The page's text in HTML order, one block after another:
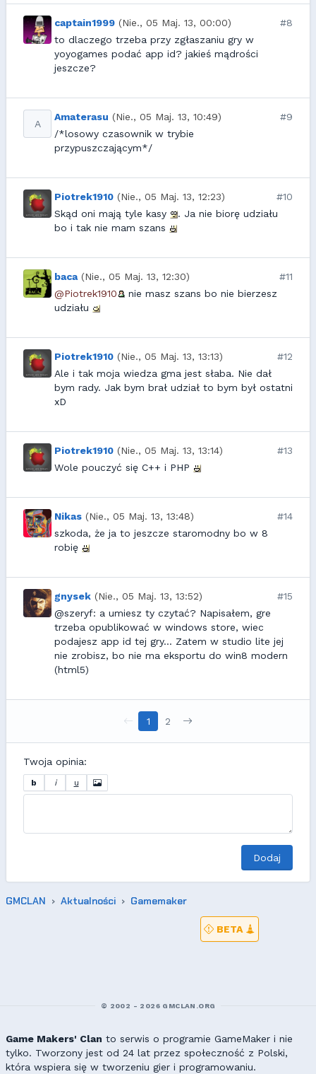
captain1999 (Nie., 05 Maj. 13, 00:00)
#8
to dlaczego trzeba przy zgłaszaniu gry w
yoyogames podać app id? jakieś mądrości
jeszcze?
A
Amaterasu (Nie., 05 Maj. 13, 10:49)
#9
/*losowy czasownik w trybie
przypuszczającym*/
Piotrek1910 (Nie., 05 Maj. 13, 12:23)
#10
Skąd oni mają tyle kasy
. Ja nie biorę udziału
bo i tak nie mam szans
baca (Nie., 05 Maj. 13, 12:30)
#11
@Piotrek1910
nie masz szans bo nie bierzesz
udziału
Piotrek1910 (Nie., 05 Maj. 13, 13:13)
#12
Ale i tak moja wiedza gma jest słaba. Nie dał
bym rady. Jak bym brał udział to bym był ostatni
xD
Piotrek1910 (Nie., 05 Maj. 13, 13:14)
#13
Wole pouczyć się C++ i PHP
Nikas (Nie., 05 Maj. 13, 13:48)
#14
szkoda, że ja to jeszcze staromodny bo w 8
robię
gnysek (Nie., 05 Maj. 13, 13:52)
#15
@szeryf: a umiesz ty czytać? Napisałem, gre
trzeba opublikować w windows store, wiec
podajesz app id tej gry... Zatem w studio lite jej
nie zrobisz, bo nie ma eksportu do win8 modern
(html5)
1 2
Twoja opinia:
b i u
Dodaj
GMCLAN Aktualności Gamemaker
BETA
© 2002 - 2026 GMCLAN.ORG
Game Makers' Clan to serwis o programie GameMaker i nie
tylko. Tworzony jest od 24 lat przez społeczność z Polski,
która wspiera się w tworzeniu gier i programowaniu.